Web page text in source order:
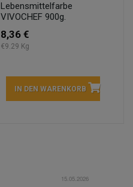
Lebensmittelfarbe
VIVOCHEF 900g.
8,36 €
€9.29 Kg
IN DEN WARENKORB
15.05.2026